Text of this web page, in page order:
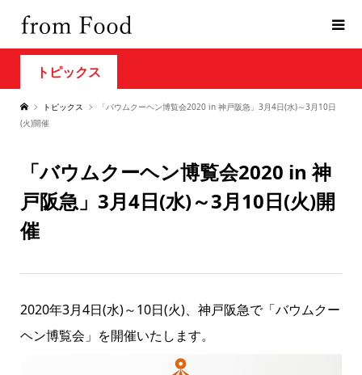
トピックス
トピックス
「バウムクーヘン博覧会2020 in 神戸阪急」3月4日(水)～3月10日
(火)開催
「バウムクーヘン博覧会2020 in 神
戸阪急」3月4日(水)～3月10日(火)開
催
2020年3月4日(水)～10日(火)、神戸阪急で「バウムクー
ヘン博覧会」を開催いたします。